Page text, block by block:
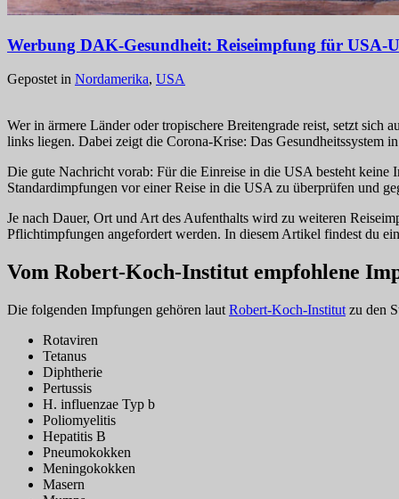
Werbung DAK-Gesundheit: Reiseimpfung für USA-
Gepostet in Nordamerika, USA
Wer in ärmere Länder oder tropischere Breitengrade reist, setzt sich
links liegen. Dabei zeigt die Corona-Krise: Das Gesundheitssystem
Die gute Nachricht vorab: Für die Einreise in die USA besteht
Standardimpfungen vor einer Reise in die USA zu überprüfen und
Je nach Dauer, Ort und Art des Aufenthalts wird zu weiteren
Pflichtimpfungen angefordert werden. In diesem Artikel findest du
Vom Robert-Koch-Institut empfohlene
Die folgenden Impfungen gehören laut Robert-Koch-Institut zu den
Rotaviren
Tetanus
Diphtherie
Pertussis
H. influenzae Typ b
Poliomyelitis
Hepatitis B
Pneumokokken
Meningokokken
Masern